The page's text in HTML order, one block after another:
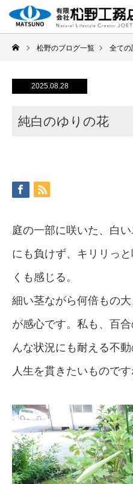
松野のブログ一覧 全ての
2025.08.28
純白のゆりの花
庭の一部に咲いた、白
にも負けず、キリリっ
くも感じる。
細い茎ながら何倍もの
が感心です。私も、百
んな状況にも耐える不
人生を貫きたいものです